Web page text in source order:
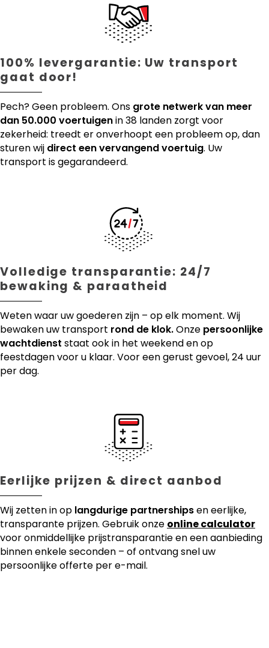
100% levergarantie: Uw transport
gaat door!
Pech? Geen probleem. Ons grote netwerk van meer
dan 50.000 voertuigenin 38 landen zorgt voor
zekerheid: treedt er onverhoopt een probleem op, dan
sturen wij direct een vervangend voertuig. Uw
transport is gegarandeerd.
Volledige transparantie: 24/7
bewaking & paraatheid
Weten waar uw goederen zijn – op elk moment. Wij
bewaken uw transport rond de klok.Onze persoonlijke
wachtdienst staat ook in het weekend en op
feestdagen voor u klaar. Voor een gerust gevoel, 24 uur
per dag.
Eerlijke prijzen & direct aanbod
Wij zetten in op langdurige partnershipsen eerlijke,
transparante prijzen. Gebruik onze online calculator
voor onmiddellijke prijstransparantie en een aanbieding
binnen enkele seconden – of ontvang snel uw
persoonlijke offerte per e-mail.